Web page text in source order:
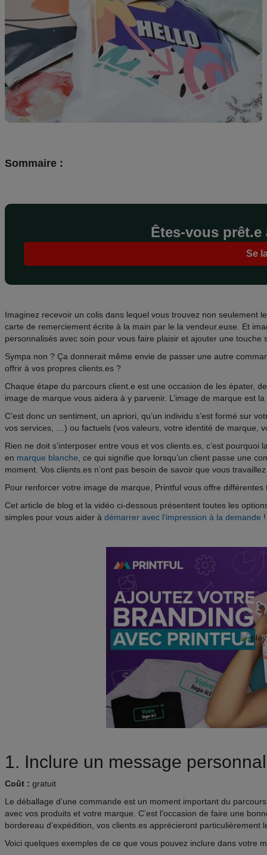
design
Ressources
Tarifs
FR
Sommaire :
Êtes-vous
Se
Imaginez recevoir un colis dans lequel vous trouvez non seulement
carte de remerciement écrite à la main par le.la vendeur.euse. Et
personnalisés avec soin pour vous faire plaisir et ajouter une
Sympa non ? Ça donnerait même envie de passer une autre
offrir à vos propres clients.es ?
Chaque étape du parcours client.e est une occasion de les épater,
image de marque vous aidera à y parvenir. L’image de marque est
C’est donc un sentiment, un apriori, qu’un individu s’est formé sur
vos services, …) ou factuels (vos valeurs, votre identité de marque,
Rien ne doit s’interposer entre vous et vos clients.es, c’est
en marque blanche , ce qui signifie que lorsqu’un client passe une
moment. Vos clients.es n’ont pas besoin de savoir que vous
Pour renforcer votre image de marque, Printful vous offre
Cet article de blog et la vidéo ci-dessous présentent toutes les
simples pour vous aider à démarrer avec l'impression à la demande !
1. Inclure un message
Coût : gratuit
Le déballage d’une commande est un moment important du
avec vos produits et votre marque. C’est l’occasion de faire une
bordereau d’expédition, vos clients.es apprécieront particulièrement
Voici quelques exemples de ce que vous pouvez inclure dans votre